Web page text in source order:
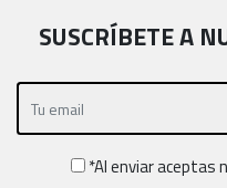
SUSCRÍBETE A
*Al enviar aceptas